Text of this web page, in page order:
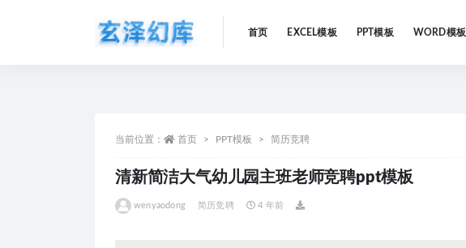
首页 EXCEL模板 PPT模板 WORD模板
当前位置： 首页 PPT模板 简历竞聘
清新简洁大气幼儿园主班老师竞聘ppt模板
wenyaodong 简历竞聘 4 年前